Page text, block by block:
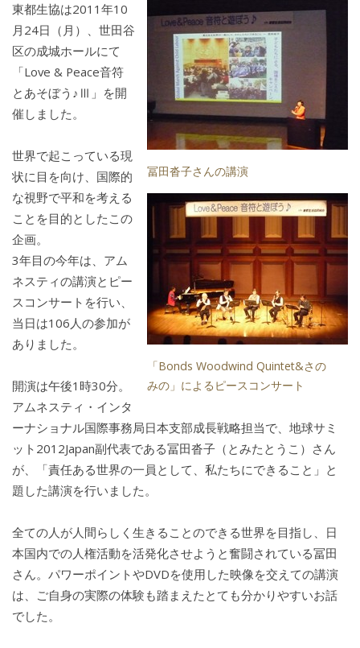
冨田沓子さんの講演
「Bonds Woodwind Quintet&さの
みの」によるピースコンサート
東都生協は2011年10
月24日（月）、世田谷
区の成城ホールにて
「Love & Peace音符
とあそぼう♪Ⅲ」を開
催しました。
世界で起こっている現
状に目を向け、国際的
な視野で平和を考える
ことを目的としたこの
企画。
3年目の今年は、アム
ネスティの講演とピー
スコンサートを行い、
当日は106人の参加が
ありました。
開演は午後1時30分。
アムネスティ・インタ
ーナショナル国際事務局日本支部成長戦略担当で、地球サミ
ット2012Japan副代表である冨田沓子（とみたとうこ）さん
が、「責任ある世界の一員として、私たちにできること」と
題した講演を行いました。
全ての人が人間らしく生きることのできる世界を目指し、日
本国内での人権活動を活発化させようと奮闘されている冨田
さん。パワーポイントやDVDを使用した映像を交えての講演
は、ご自身の実際の体験も踏まえたとても分かりやすいお話
でした。